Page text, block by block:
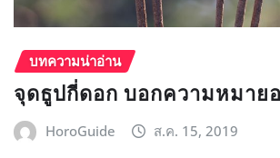
บทความน่าอ่าน
จุดธูปกี่ดอก บอกความหมาย
HoroGuide ส.ค. 15, 2019